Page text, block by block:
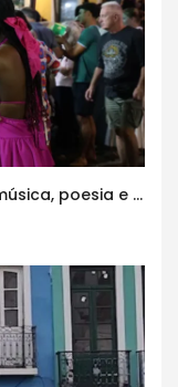
Flipelô começa em Salvador com música, poesia e grande participação